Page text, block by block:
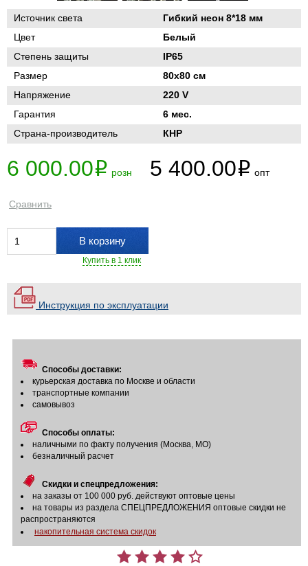
Источник света
Гибкий неон 8*18 мм
Цвет
Белый
Степень защиты
IP65
Размер
80х80 см
Напряжение
220 V
Гарантия
6 мес.
Страна-производитель
КНР
6 000.00i розн 5 400.00i опт
Сравнить
В корзину
Купить в 1 клик
Инструкция по эксплуатации
Способы доставки:
курьерская доставка по Москве и области
транспортные компании
самовывоз
Способы оплаты:
наличными по факту получения (Москва, МО)
безналичный расчет
Скидки и спецпредложения:
на заказы от 100 000 руб. действуют оптовые цены
на товары из раздела СПЕЦПРЕДЛОЖЕНИЯ оптовые скидки не
распространяются
накопительная система скидок